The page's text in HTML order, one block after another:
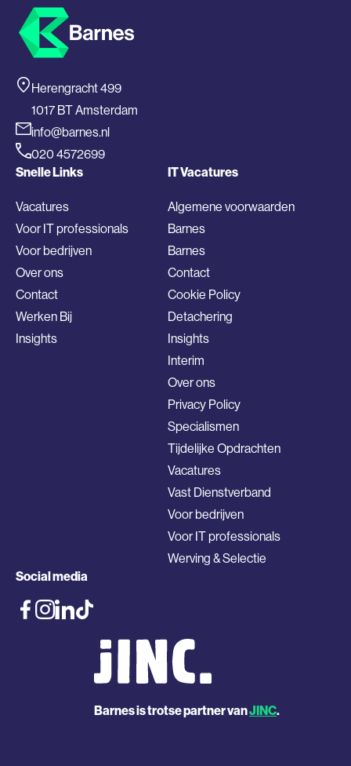
Herengracht 499
1017 BT Amsterdam
info@barnes.nl
020 4572699
Snelle Links
Vacatures
Voor IT professionals
Voor bedrijven
Over ons
Contact
Werken Bij
Insights
IT Vacatures
Algemene voorwaarden
Barnes
Barnes
Contact
Cookie Policy
Detachering
Insights
Interim
Over ons
Privacy Policy
Specialismen
Tijdelijke Opdrachten
Vacatures
Vast Dienstverband
Voor bedrijven
Voor IT professionals
Werving & Selectie
Social media
Barnes is trotse partner vanJINC.